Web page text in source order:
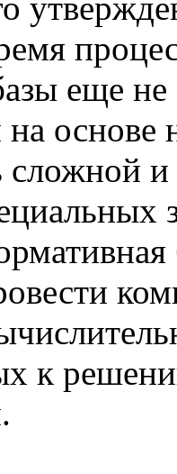
еще
основе
сложной
к